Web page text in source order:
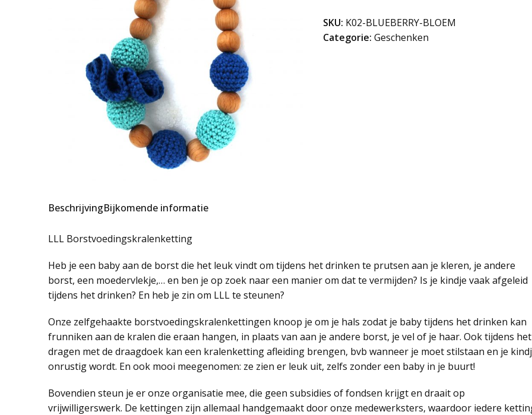
SKU: K02-BLUEBERRY-BLOEM
Categorie:Geschenken
BeschrijvingBijkomende informatie
LLL Borstvoedingskralenketting
Heb je een baby aan de borst die het leuk vindt om tijdens het drinken te prutsen aan je kleren, je andere
borst, een moedervlekje,… en ben je op zoek naar een manier om dat te vermijden? Is je kindje vaak afgeleid
tijdens het drinken? En heb je zin om LLL te steunen?
Onze zelfgehaakte borstvoedingskralenkettingen knoop je om je hals zodat je baby tijdens het drinken kan
frunniken aan de kralen die eraan hangen, in plaats van aan je andere borst, je vel of je haar. Ook tijdens het
dragen met de draagdoek kan een kralenketting afleiding brengen, bvb wanneer je moet stilstaan en je
onrustig wordt. En ook mooi meegenomen: ze zien er leuk uit, zelfs zonder een baby in je buurt!
Bovendien steun je er onze organisatie mee, die geen subsidies of fondsen krijgt en draait op
vrijwilligerswerk. De kettingen zijn allemaal handgemaakt door onze medewerksters, waardoor iedere